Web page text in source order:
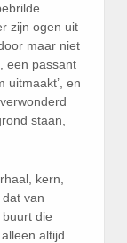
zijn ogen uit
maar niet
een passant
uitmaakt’, en
staan,
kern,
van
die
altijd